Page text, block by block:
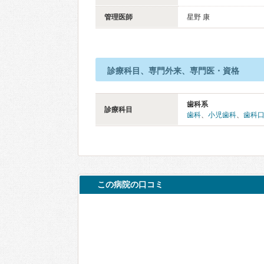
管理医師 星野 康
診療科目、専門外来、専門医・資格
診療科目
歯科系
歯科、 小児歯科、 歯科
この病院の口コミ